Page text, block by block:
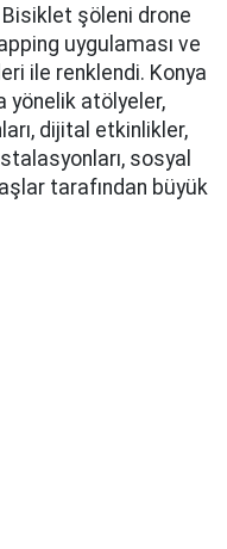
şöleni drone
uygulaması ve
ile renklendi. Konya
yönelik atölyeler,
dijital etkinlikler,
sosyal
tarafından büyük